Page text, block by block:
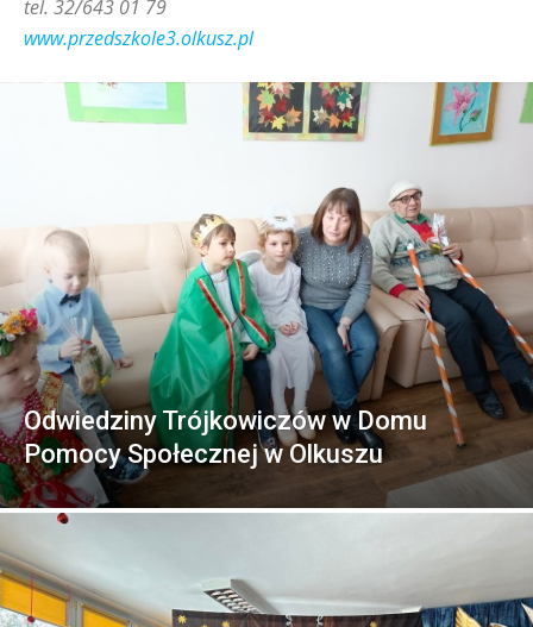
tel. 32/643 01 79
www.przedszkole3.olkusz.pl
Odwiedziny Trójkowiczów w Domu
Pomocy Społecznej w Olkuszu